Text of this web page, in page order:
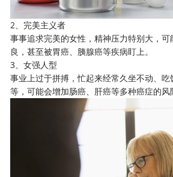
2、完美主义者
事事追求完美的女性，精神压力特别大，
良，甚至被胃癌、胰腺癌等疾病盯上。
3、女强人型
事业上过于拼搏，忙起来经常久坐不动、
等，可能会增加肠癌、肝癌等多种癌症的风